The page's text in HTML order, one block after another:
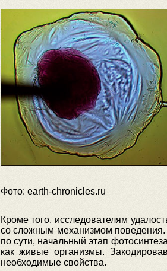
Фото: earth-chronicles.ru
Кроме того, исследователям
со сложным механизмом
по сути, начальный этап
как живые организмы.
необходимые свойства.